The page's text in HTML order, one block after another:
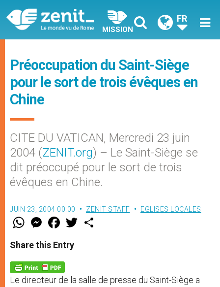
MISSION
FR
Préoccupation du Saint-Siège
pour le sort de trois évêques en
Chine
CITE DU VATICAN, Mercredi 23 juin
2004 (ZENIT.org) – Le Saint-Siège se
dit préoccupé pour le sort de trois
évêques en Chine.
JUIN 23, 2004 00:00 ZENIT STAFF EGLISES LOCALES
W
t
s
p
p
M
e
s
e
g
e
r
F
a
e
b
o
k
w
Share this Entry
Le directeur de la salle de presse du Saint-Siège a